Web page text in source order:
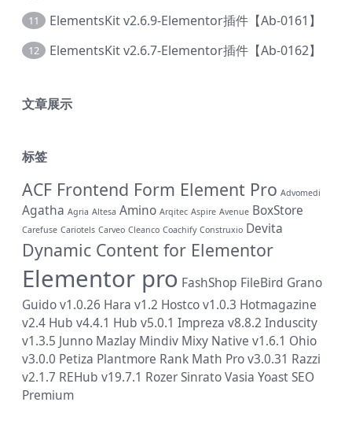
11 ElementsKit v2.6.9-Elementor插件【Ab-0161】
12 ElementsKit v2.6.7-Elementor插件【Ab-0162】
文章展示
标签
ACF Frontend Form Element Pro Advomedi
Agatha Agria Altesa Amino Arqitec Aspire Avenue BoxStore
Carefuse Cariotels Carveo Cleanco Coachify Construxio Devita
Dynamic Content for Elementor
Elementor pro FashShop FileBird Grano
Guido v1.0.26 Hara v1.2 Hostco v1.0.3 Hotmagazine
v2.4 Hub v4.4.1 Hub v5.0.1 Impreza v8.8.2 Induscity
v1.3.5 Junno Mazlay Mindiv Mixy Native v1.6.1 Ohio
v3.0.0 Petiza Plantmore Rank Math Pro v3.0.31 Razzi
v2.1.7 REHub v19.7.1 RozerSinratoVasia Yoast SEO
Premium